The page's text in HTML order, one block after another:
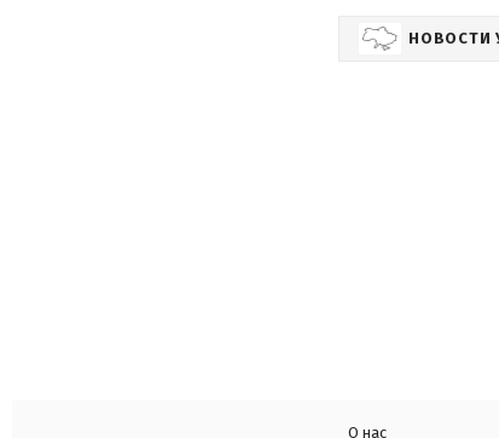
НОВОСТИ
О нас